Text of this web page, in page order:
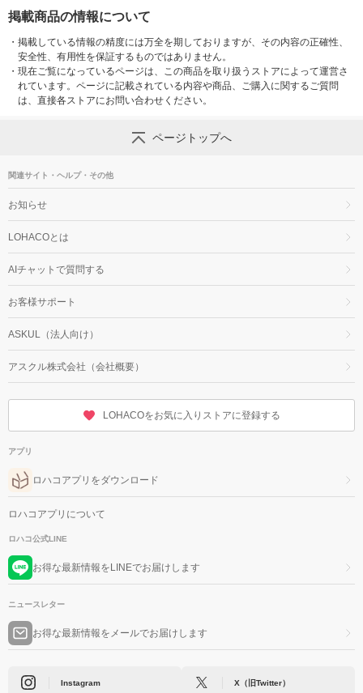
掲載商品の情報について
・ 掲載している情報の精度には万全を期しておりますが、その内容の正確性、
安全性、有用性を保証するものではありません。
・ 現在ご覧になっているページは、この商品を取り扱うストアによって運営さ
れています。ページに記載されている内容や商品、ご購入に関するご質問
は、直接各ストアにお問い合わせください。
ページトップへ
関連サイト・ヘルプ・その他
お知らせ
LOHACOとは
AIチャットで質問する
お客様サポート
ASKUL（法人向け）
アスクル株式会社（会社概要）
LOHACOをお気に入りストアに登録する
アプリ
ロハコアプリをダウンロード
ロハコアプリについて
ロハコ公式LINE
お得な最新情報をLINEでお届けします
ニュースレター
お得な最新情報をメールでお届けします
Instagram X（旧Twitter）